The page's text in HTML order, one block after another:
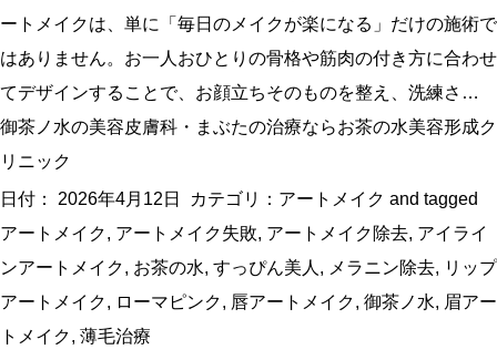
ートメイクは、単に「毎日のメイクが楽になる」だけの施術で
はありません。お一人おひとりの骨格や筋肉の付き方に合わせ
てデザインすることで、お顔立ちそのものを整え、洗練さ…
御茶ノ水の美容皮膚科・まぶたの治療ならお茶の水美容形成ク
リニック
日付： 2026年4月12日 カテゴリ： アートメイク and tagged
アートメイク, アートメイク失敗, アートメイク除去, アイライ
ンアートメイク, お茶の水, すっぴん美人 , メラニン除去, リップ
アートメイク, ローマピンク, 唇アートメイク, 御茶ノ水, 眉アー
トメイク, 薄毛治療